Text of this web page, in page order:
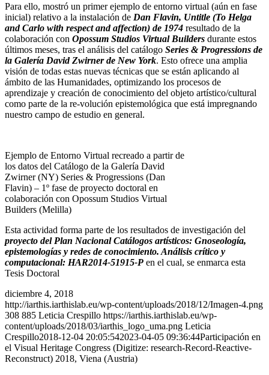
Para ello, mostró un primer ejemplo de entorno virtual (aún en fase
inicial) relativo a la instalación de Dan Flavin, Untitle (To Helga
and Carlo with respect and affection) de 1974 resultado de la
colaboración con Opossum Studios Virtual Builders durante estos
últimos meses, tras el análisis del catálogo Series & Progressions de
la Galería David Zwirner de New York. Esto ofrece una amplia
visión de todas estas nuevas técnicas que se están aplicando al
ámbito de las Humanidades, optimizando los procesos de
aprendizaje y creación de conocimiento del objeto artístico/cultural
como parte de la re-volución epistemológica que está impregnando
nuestro campo de estudio en general.
Ejemplo de Entorno Virtual recreado a partir de
los datos del Catálogo de la Galería David
Zwirner (NY) Series & Progressions (Dan
Flavin) – 1º fase de proyecto doctoral en
colaboración con Opossum Studios Virtual
Builders (Melilla)
Esta actividad forma parte de los resultados de investigación del
proyecto del Plan Nacional Catálogos artísticos: Gnoseología,
epistemologías y redes de conocimiento. Análisis crítico y
computacional: HAR2014-51915-P en el cual, se enmarca esta
Tesis Doctoral
diciembre 4, 2018
http://iarthis.iarthislab.eu/wp-content/uploads/2018/12/Imagen-4.png
308 885 Leticia Crespillo https://iarthis.iarthislab.eu/wp-
content/uploads/2018/03/iarthis_logo_uma.png Leticia
Crespillo2018-12-04 20:05:542023-04-05 09:36:44Participación en
el Visual Heritage Congress (Digitize: research-Record-Reactive-
Reconstruct) 2018, Viena (Austria)